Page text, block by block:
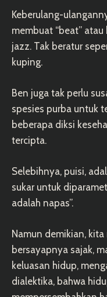
Keberulang-
membuat “beat”
jazz. Tak beratur
kuping.
Ben juga tak perlu
spesies purba untuk
beberapa diksi
tercipta.
Selebihnya, puisi,
sukar untuk
adalah napas”.
Namun demikian,
bersayapnya sajak,
keluasan hidup,
dialektika, bahwa